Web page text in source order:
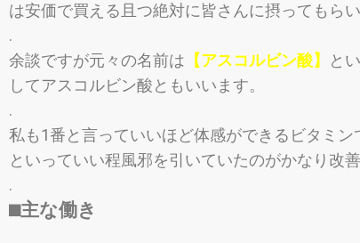
は安価で買える且つ絶対に皆さんに摂ってもら
.
余談ですが元々の名前は 【アスコルビン酸】 と
してアスコルビン酸ともいいます。
.
私も1番と言っていいほど体感ができるビタミン
といっていい程風邪を引いていたのがかなり改
.
⬛︎主な働き